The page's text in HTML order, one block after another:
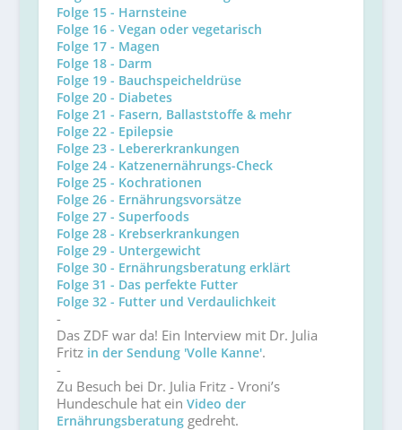
Folge 15 - Harnsteine
Folge 16 - Vegan oder vegetarisch
Folge 17 - Magen
Folge 18 - Darm
Folge 19 - Bauchspeicheldrüse
Folge 20 - Diabetes
Folge 21 - Fasern, Ballaststoffe & mehr
Folge 22 - Epilepsie
Folge 23 - Lebererkrankungen
Folge 24 - Katzenernährungs-Check
Folge 25 - Kochrationen
Folge 26 - Ernährungsvorsätze
Folge 27 - Superfoods
Folge 28 - Krebserkrankungen
Folge 29 - Untergewicht
Folge 30 - Ernährungsberatung erklärt
Folge 31 - Das perfekte Futter
Folge 32 - Futter und Verdaulichkeit
-
Das ZDF war da! Ein Interview mit Dr. Julia
Fritz in der Sendung 'Volle Kanne'.
-
Zu Besuch bei Dr. Julia Fritz - Vroni’s
Hundeschule hat ein Video der
Ernährungsberatung gedreht.